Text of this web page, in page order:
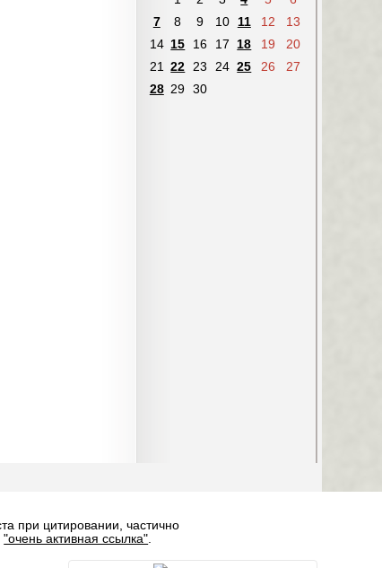
7
8 9 10 11 12
13
14 15 16 17 18 19
20
21
22 23 24 25 26
27
28 29 30
при цитировании, частично
"очень активная ссылка".